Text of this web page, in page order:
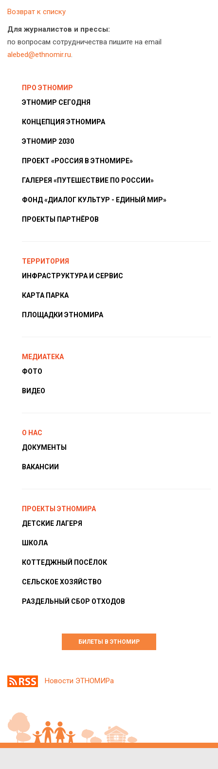
Возврат к списку
Для журналистов и прессы:
по вопросам сотрудничества пишите на email
alebed@ethnomir.ru.
ПРО ЭТНОМИР
ЭТНОМИР СЕГОДНЯ
КОНЦЕПЦИЯ ЭТНОМИРА
ЭТНОМИР 2030
ПРОЕКТ «РОССИЯ В ЭТНОМИРЕ»
ГАЛЕРЕЯ «ПУТЕШЕСТВИЕ ПО РОССИИ»
ФОНД «ДИАЛОГ КУЛЬТУР - ЕДИНЫЙ МИР»
ПРОЕКТЫ ПАРТНЁРОВ
ТЕРРИТОРИЯ
ИНФРАСТРУКТУРА И СЕРВИС
КАРТА ПАРКА
ПЛОЩАДКИ ЭТНОМИРА
МЕДИАТЕКА
ФОТО
ВИДЕО
О НАС
ДОКУМЕНТЫ
ВАКАНСИИ
ПРОЕКТЫ ЭТНОМИРА
ДЕТСКИЕ ЛАГЕРЯ
ШКОЛА
КОТТЕДЖНЫЙ ПОСЁЛОК
СЕЛЬСКОЕ ХОЗЯЙСТВО
РАЗДЕЛЬНЫЙ СБОР ОТХОДОВ
БИЛЕТЫ В ЭТНОМИР
Новости ЭТНОМИРа